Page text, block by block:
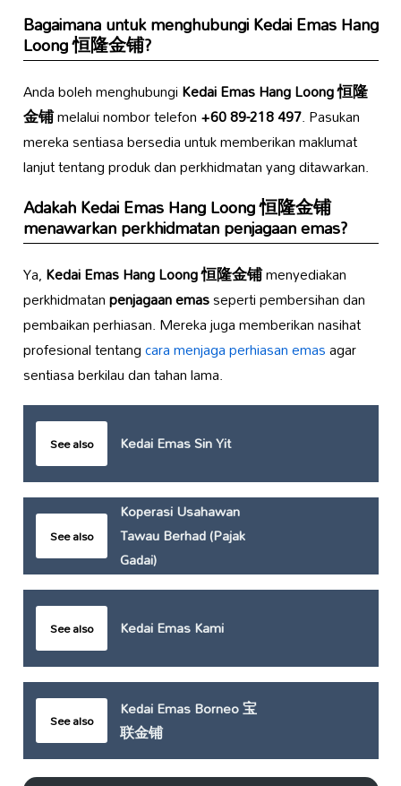
Bagaimana untuk menghubungiKedai Emas Hang
Loong 恒隆金铺?
Anda boleh menghubungiKedai Emas Hang Loong 恒隆
金铺melalui nombor telefon+60 89-218 497. Pasukan
mereka sentiasa bersedia untuk memberikan maklumat
lanjut tentang produk dan perkhidmatan yang ditawarkan.
AdakahKedai Emas Hang Loong 恒隆金铺
menawarkan perkhidmatan penjagaan emas?
Ya,Kedai Emas Hang Loong 恒隆金铺menyediakan
perkhidmatanpenjagaan emasseperti pembersihan dan
pembaikan perhiasan. Mereka juga memberikan nasihat
profesional tentangcara menjaga perhiasan emasagar
sentiasa berkilau dan tahan lama.
See also Kedai Emas Sin Yit
See also
Koperasi Usahawan
Tawau Berhad (Pajak
Gadai)
See also Kedai Emas Kami
See also
Kedai Emas Borneo 宝
联金铺